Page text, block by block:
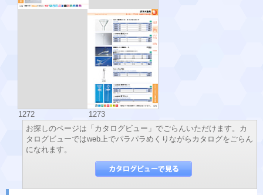
1272
1273
お探しのページは「カタログビュー」でごらんいただけます。カ
タログビューではweb上でパラパラめくりながらカタログをごらん
になれます。